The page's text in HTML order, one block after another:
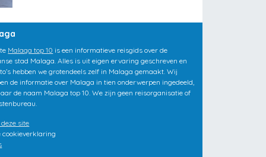
Malaga top 10 is een informatieve reisgids over de
stad Malaga. Alles is uit eigen ervaring geschreven en
hebben we grotendeels zelf in Malaga gemaakt. Wij
de informatie over Malaga in tien onderwerpen ingedeeld,
de naam Malaga top 10. We zijn geen reisorganisatie of
site
cookieverklaring